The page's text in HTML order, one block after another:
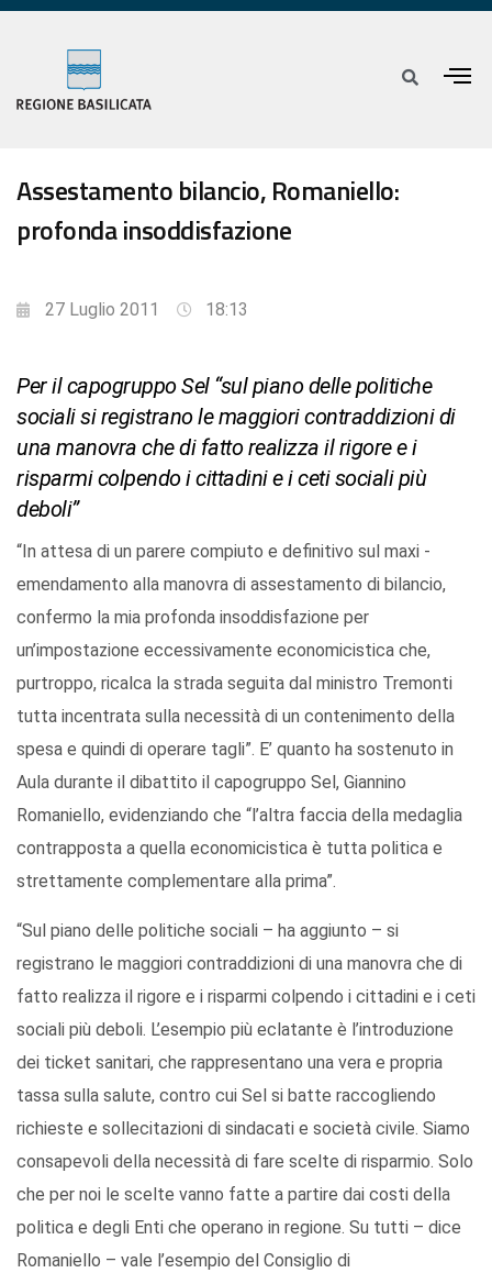
Assestamento bilancio, Romaniello:
profonda insoddisfazione
27 Luglio 2011 18:13
Per il capogruppo Sel “sul piano delle politiche
sociali si registrano le maggiori contraddizioni di
una manovra che di fatto realizza il rigore e i
risparmi colpendo i cittadini e i ceti sociali più
deboli”
“In attesa di un parere compiuto e definitivo sul maxi -
emendamento alla manovra di assestamento di bilancio,
confermo la mia profonda insoddisfazione per
un’impostazione eccessivamente economicistica che,
purtroppo, ricalca la strada seguita dal ministro Tremonti
tutta incentrata sulla necessità di un contenimento della
spesa e quindi di operare tagli”. E’ quanto ha sostenuto in
Aula durante il dibattito il capogruppo Sel, Giannino
Romaniello, evidenziando che “l’altra faccia della medaglia
contrapposta a quella economicistica è tutta politica e
strettamente complementare alla prima”.
“Sul piano delle politiche sociali – ha aggiunto – si
registrano le maggiori contraddizioni di una manovra che di
fatto realizza il rigore e i risparmi colpendo i cittadini e i ceti
sociali più deboli. L’esempio più eclatante è l’introduzione
dei ticket sanitari, che rappresentano una vera e propria
tassa sulla salute, contro cui Sel si batte raccogliendo
richieste e sollecitazioni di sindacati e società civile. Siamo
consapevoli della necessità di fare scelte di risparmio. Solo
che per noi le scelte vanno fatte a partire dai costi della
politica e degli Enti che operano in regione. Su tutti – dice
Romaniello – vale l’esempio del Consiglio di